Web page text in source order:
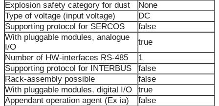
Explosion safety category for dust
None
Type of voltage (input voltage)
DC
Supporting protocol for SERCOS
false
With pluggable modules, analogue
I/O
true
Number of HW-interfaces RS-485
1
Supporting protocol for INTERBUS
false
Rack-assembly possible
false
With pluggable modules, digital I/O
true
Appendant operation agent (Ex ia)
false